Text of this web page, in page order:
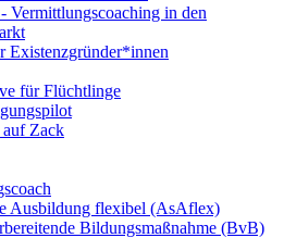
Vermittlungscoaching in den
Existenzgründer*innen
für Flüchtlinge
Zack
Ausbildung flexibel (AsAflex)
Bildungsmaßnahme (BvB)